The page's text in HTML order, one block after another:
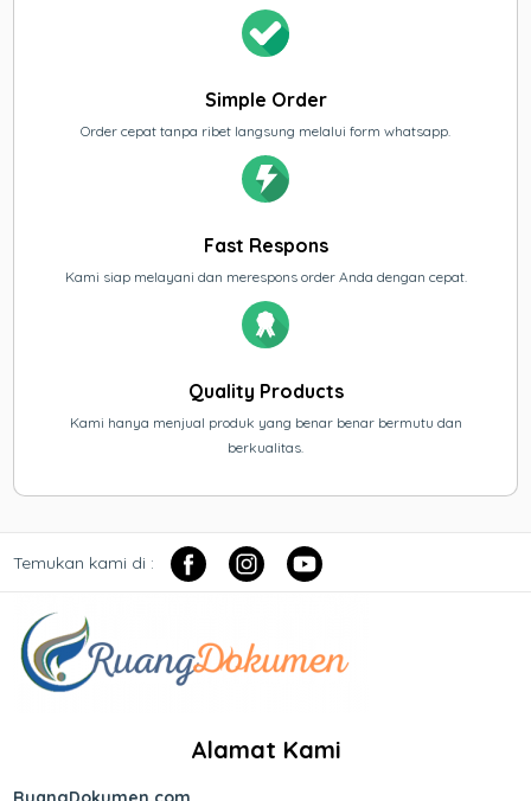
Simple Order
Order cepat tanpa ribet langsung melalui form whatsapp.
Fast Respons
Kami siap melayani dan merespons order Anda dengan cepat.
Quality Products
Kami hanya menjual produk yang benar benar bermutu dan
berkualitas.
Temukan kami di :
Alamat Kami